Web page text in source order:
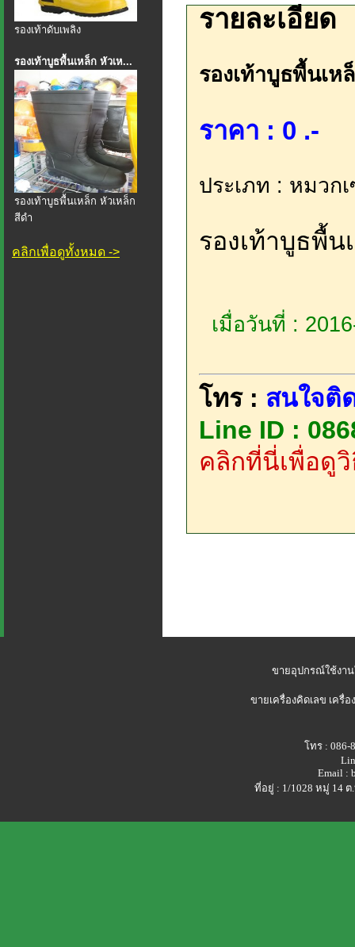
รองเท้าดับเพลิง
รองเท้าบูธพื้นเหล็ก หัวเห...
รองเท้าบูธพื้นเหล็ก หัวเหล็ก
สีดำ
คลิกเพื่อดูทั้งหมด ->
รายละเอียด
รองเท้าบูธพื้นเห
ราคา : 0 .-
ประเภท : หมวก
รองเท้าบูธพื้น
เมื่อวันที่ :
โทร : สนใจติ
Line ID :
คลิกที่นี่เพื่อดูวิ
ขายอุปกรณ์ใช้งา
ขายเครื่องคิดเลข เครื่
โทร : 086-
Email :
ที่อยู่ : 1/1028 หมู่ 14 ต.